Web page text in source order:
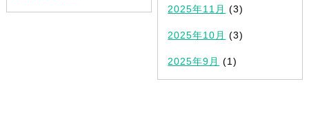
2025年11月 (3)
2025年10月 (3)
2025年9月 (1)